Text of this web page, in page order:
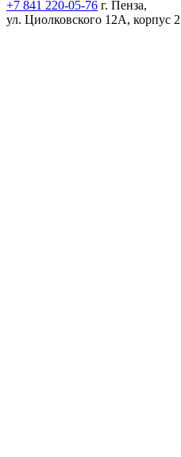
+7 841 220-05-76 г. Пенза,
ул. Циолковского 12А, корпус 2